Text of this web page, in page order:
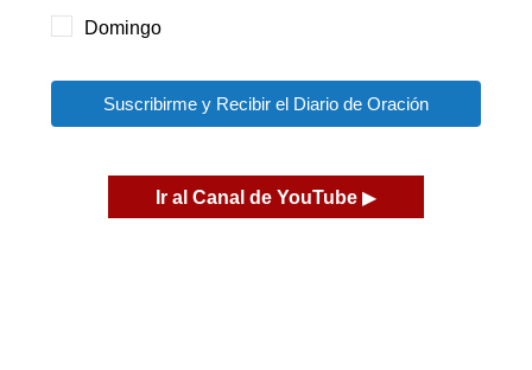
Domingo
Suscribirme y Recibir el Diario de Oración
Ir al Canal de YouTube ▶